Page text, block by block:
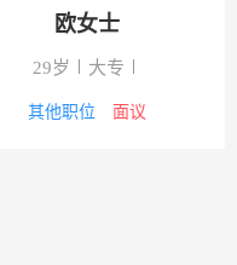
欧女士
29岁 大专
其他职位 面议